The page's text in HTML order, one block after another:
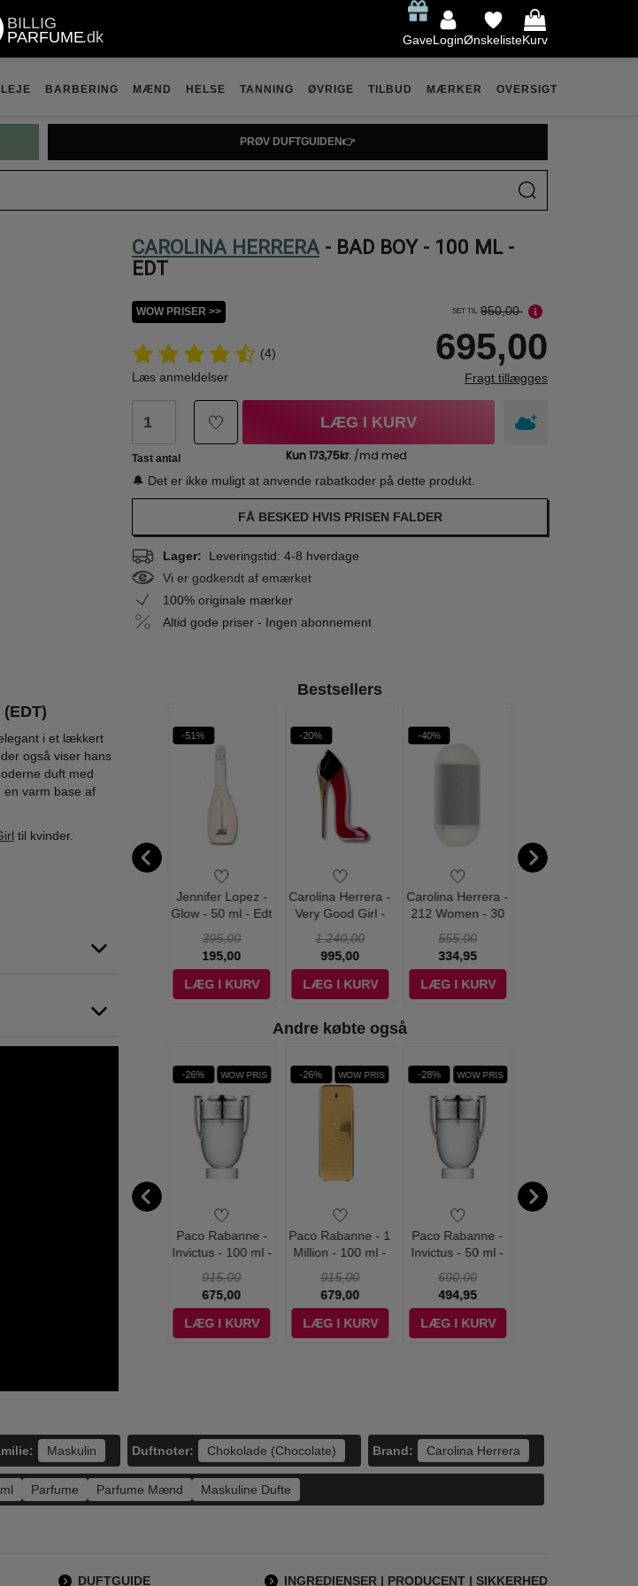
GaveLoginØnskelisteKurv
BARBERING MÆND HELSE TANNING ØVRIGE TILBUD MÆRKER OVERSIGT
PRØV DUFTGUIDEN👉
CAROLINA HERRERA - BAD BOY - 100 ML -
EDT
WOW PRISER >>
(4)
Læs anmeldelser
SET TIL 950,00
695,00
Fragt tillægges
Tast antal
LÆG I KURV
🔔 Det er ikke muligt at anvende rabatkoder på dette produkt.
FÅ BESKED HVIS PRISEN FALDER
Lager: Leveringstid: 4-8 hverdage
Vi er godkendt af emærket
100% originale mærker
Altid gode priser - Ingen abonnement
i et lækkert
også viser hans
duft med
varm base af
til kvinder.
Bestsellers
-15%
895,00
-51%
Jennifer Lopez -
Glow - 50 ml - Edt
395,00
195,00
LÆG I KURV
-20%
Carolina Herrera -
Very Good Girl -
1.240,00
995,00
LÆG I KURV
-40%
Carolina Herrera -
212 Women - 30
555,00
334,95
LÆG I KURV
Andre købte også
-26% WOW PRIS
Paco Rabanne -
Invictus - 100 ml -
915,00
675,00
LÆG I KURV
-26% WOW PRIS
Paco Rabanne - 1
Million - 100 ml -
915,00
679,00
LÆG I KURV
-28% WOW PRIS
Paco Rabanne -
Invictus - 50 ml -
690,00
494,95
LÆG I KURV
Maskulin Duftnoter: Chokolade (Chocolate) Brand: Carolina Herrera
Parfume Parfume Mænd Maskuline Dufte
DUFTGUIDE INGREDIENSER | PRODUCENT | SIKKERHED